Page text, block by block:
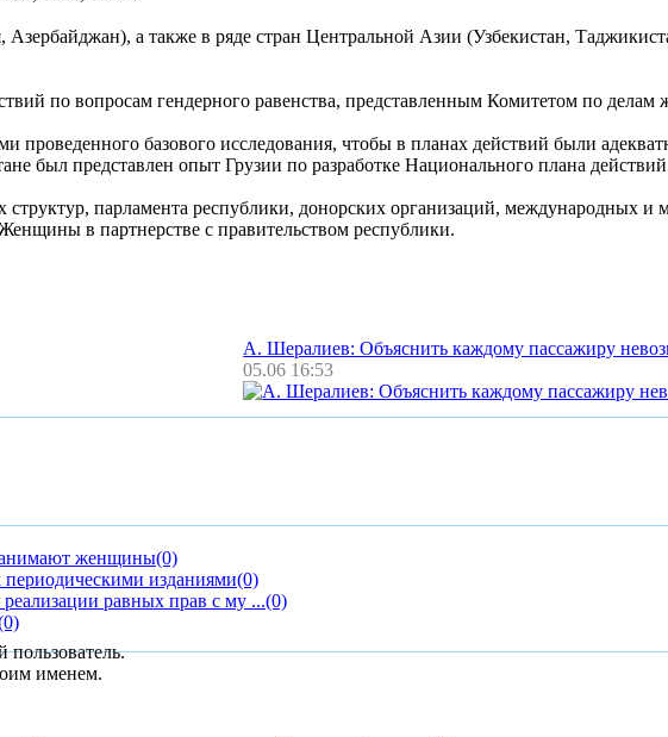
а также в ряде стран Центральной Азии (Узбекистан,
по вопросам гендерного равенства, представленным Комитетом по делам
проведенного базового исследования, чтобы в планах действий были
был представлен опыт Грузии по разработке Национального плана
структур, парламента республики, донорских организаций,
в партнерстве с правительством республики.
А. Шералиев: Объяснить каждому пассажиру
05.06 16:53
женщины(0)
изданиями(0)
равных прав с му ...(0)
именем.